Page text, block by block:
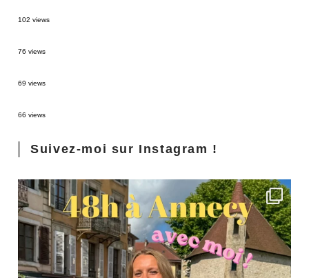
102 views
76 views
69 views
66 views
Suivez-moi sur Instagram !